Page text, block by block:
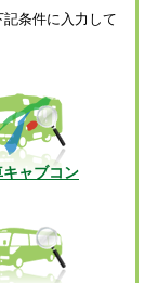
条件に入力して
キャブコン